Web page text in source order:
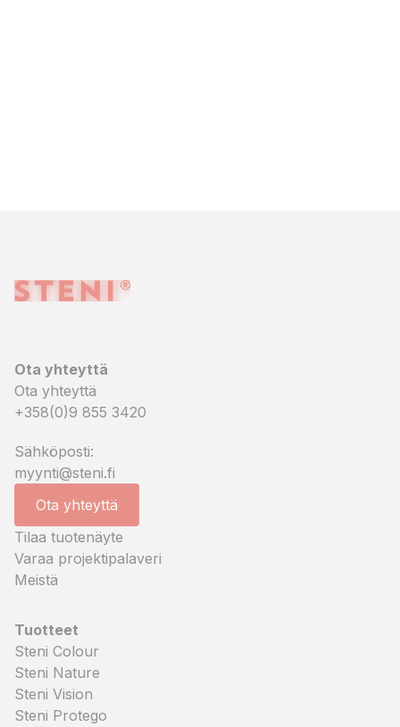
Ota yhteyttä
Ota yhteyttä
+358(0)9 855 3420
Sähköposti:
myynti@steni.fi
Ota yhteyttä
Tilaa tuotenäyte
Varaa projektipalaveri
Meistä
Tuotteet
Steni Colour
Steni Nature
Steni Vision
Steni Protego